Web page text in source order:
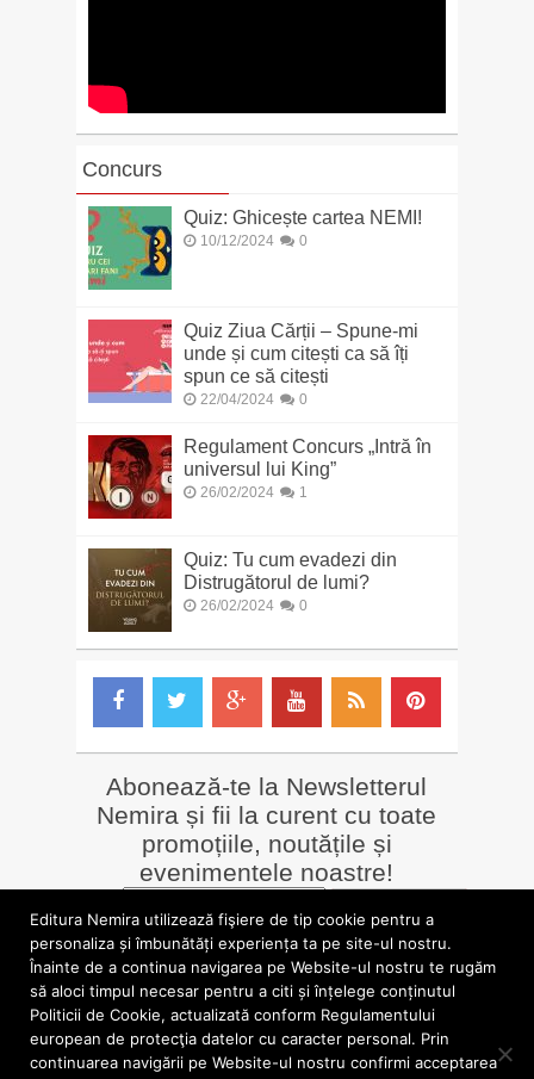
Concurs
Quiz: Ghicește cartea NEMI!
10/12/2024 0
Quiz Ziua Cărții – Spune-mi
unde și cum citești ca să îți
spun ce să citești
22/04/2024 0
Regulament Concurs „Intră în
universul lui King”
26/02/2024 1
Quiz: Tu cum evadezi din
Distrugătorul de lumi?
26/02/2024 0
Abonează-te la Newsletterul
Nemira și fii la curent cu toate
promoțiile, noutățile și
evenimentele noastre!
LIBRĂRII online
» Librăria Online Nemira
Nemi
Alte siteuri
»Nemira Media
»
Valentin Nicolau
Editura Nemira utilizează fişiere de tip cookie pentru a
personaliza și îmbunătăți experiența ta pe site-ul nostru.
Înainte de a continua navigarea pe Website-ul nostru te rugăm
să aloci timpul necesar pentru a citi și înțelege conținutul
Politicii de Cookie, actualizată conform Regulamentului
european de protecţia datelor cu caracter personal. Prin
continuarea navigării pe Website-ul nostru confirmi acceptarea